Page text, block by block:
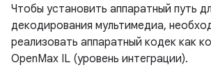
Чтобы установить аппаратный путь
декодирования мультимедиа,
реализовать аппаратный кодек как
OpenMax IL (уровень интеграции).